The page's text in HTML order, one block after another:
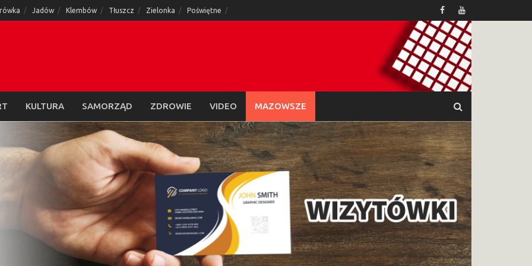
Jadów Klembów Tłuszcz Zielonka Poświętne
KULTURA SAMORZĄD ZDROWIE VIDEO MAZOWSZE